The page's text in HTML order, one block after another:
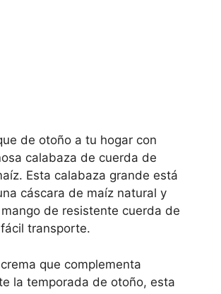
de otoño a tu hogar con
calabaza de cuerda de
Esta calabaza grande está
cáscara de maíz natural y
de resistente cuerda de
transporte.
que complementa
la temporada de otoño, esta